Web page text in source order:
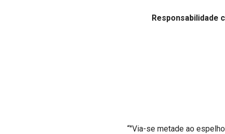
Responsabilidade
“"Via-se metade ao